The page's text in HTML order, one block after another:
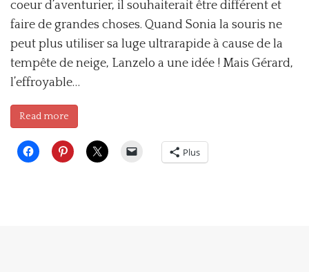
coeur d’aventurier, il souhaiterait être différent et
faire de grandes choses. Quand Sonia la souris ne
peut plus utiliser sa luge ultrarapide à cause de la
tempête de neige, Lanzelo a une idée ! Mais Gérard,
l’effroyable…
Read more
Plus